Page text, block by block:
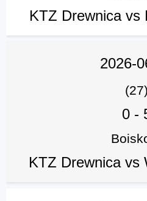
KTZ Drewnica vs
2026-
(27)
0 -
KTZ Drewnica vs